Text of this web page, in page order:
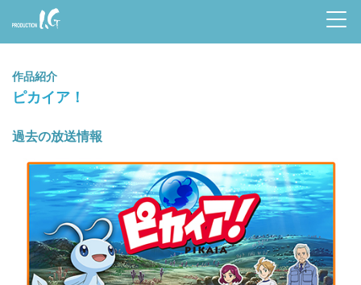
Prod
uctio
n I.G
作品紹介
ピカイア！
過去の放送情報